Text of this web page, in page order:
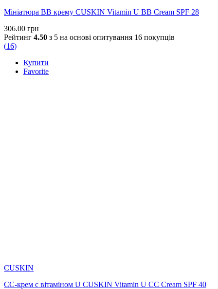
Мініатюра BB крему CUSKIN Vitamin U BB Cream SPF 28
306.00 грн
Рейтинг 4.50 з 5 на основі опитування 16 покупців
(16)
Купити
Favorite
CUSKIN
СС-крем с вітаміном U CUSKIN Vitamin U CC Cream SPF 40